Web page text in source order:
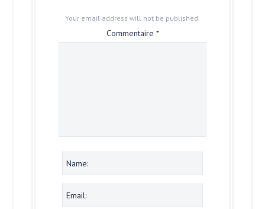
Your email address will not be published.
Commentaire *